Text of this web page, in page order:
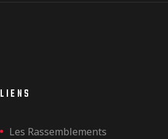
LIENS
Les Rassemblements